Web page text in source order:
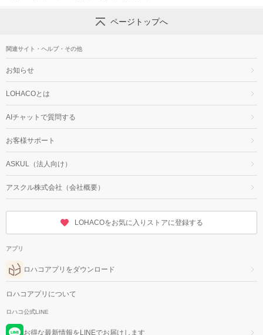
ページトップへ
関連サイト・ヘルプ・その他
お知らせ
LOHACOとは
AIチャットで質問する
お客様サポート
ASKUL（法人向け）
アスクル株式会社（会社概要）
LOHACOをお気に入りストアに登録する
アプリ
ロハコアプリをダウンロード
ロハコアプリについて
ロハコ公式LINE
お得な最新情報をLINEでお届けします